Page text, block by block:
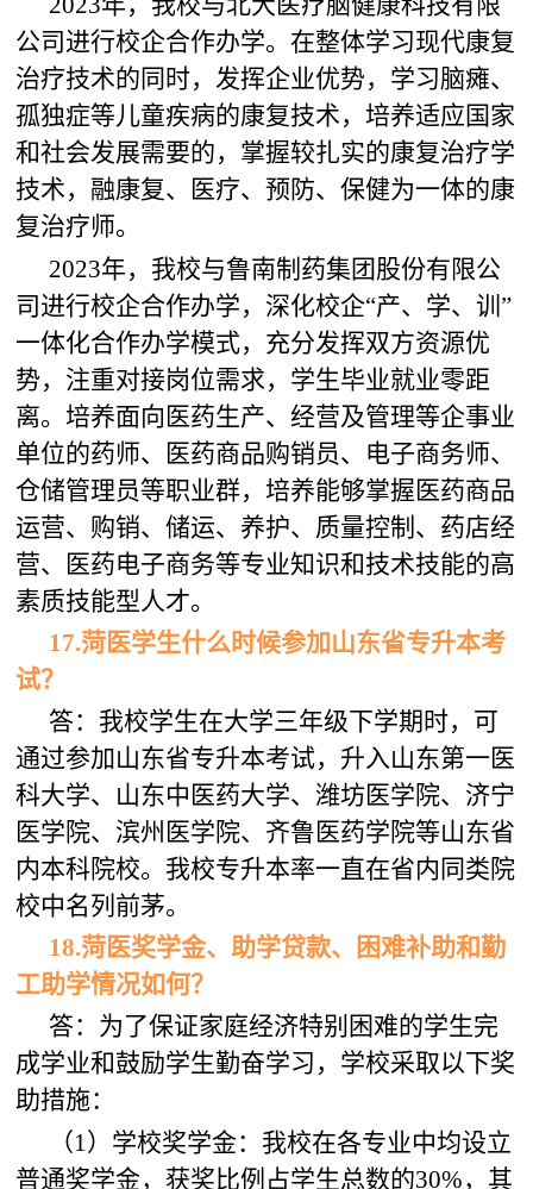
公司进行校企合作办学。在整体学习现代康复
治疗技术的同时，发挥企业优势，学习脑瘫、
孤独症等儿童疾病的康复技术，培养适应国家
和社会发展需要的，掌握较扎实的康复治疗学
技术，融康复、医疗、预防、保健为一体的康
复治疗师。
2023年，我校与鲁南制药集团股份有限公
司进行校企合作办学，深化校企“产、学、训”
一体化合作办学模式，充分发挥双方资源优
势，注重对接岗位需求，学生毕业就业零距
离。培养面向医药生产、经营及管理等企事业
单位的药师、医药商品购销员、电子商务师、
仓储管理员等职业群，培养能够掌握医药商品
运营、购销、储运、养护、质量控制、药店经
营、医药电子商务等专业知识和技术技能的高
素质技能型人才。
17.菏医学生什么时候参加山东省专升本考
试？
答：我校学生在大学三年级下学期时，可
通过参加山东省专升本考试，升入山东第一医
科大学、山东中医药大学、潍坊医学院、济宁
医学院、滨州医学院、齐鲁医药学院等山东省
内本科院校。我校专升本率一直在省内同类院
校中名列前茅。
18.菏医奖学金、助学贷款、困难补助和勤
工助学情况如何？
答：为了保证家庭经济特别困难的学生完
成学业和鼓励学生勤奋学习，学校采取以下奖
助措施：
（1）学校奖学金：我校在各专业中均设立
普通奖学金，获奖比例占学生总数的30%，其